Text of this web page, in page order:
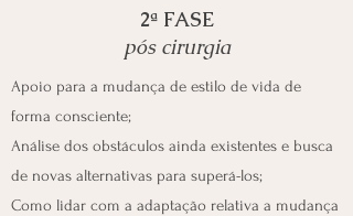
2ª FASE
pós cirurgia
Apoio para a mudança de estilo de vida de
forma consciente;
Análise dos obstáculos ainda existentes e busca
de novas alternativas para superá-los;
Como lidar com a adaptação relativa a mudança